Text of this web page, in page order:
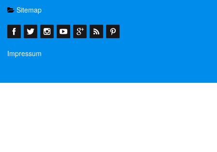
Sitemap
Impressum